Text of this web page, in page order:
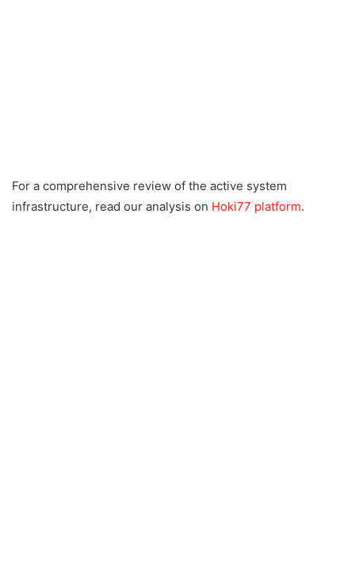
For a comprehensive review of the active system
infrastructure, read our analysis on Hoki77 platform.